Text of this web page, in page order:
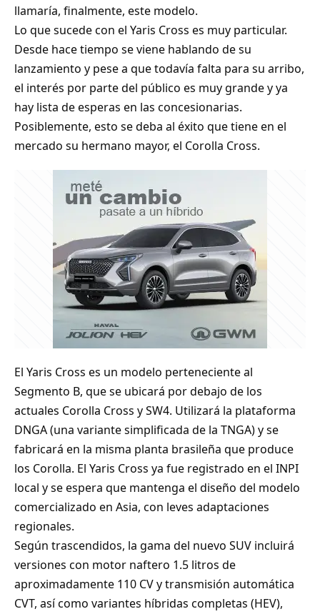
llamaría, finalmente, este modelo.
Lo que sucede con el Yaris Cross es muy particular.
Desde hace tiempo se viene hablando de su
lanzamiento y pese a que todavía falta para su arribo,
el interés por parte del público es muy grande y ya
hay lista de esperas en las concesionarias.
Posiblemente, esto se deba al éxito que tiene en el
mercado su hermano mayor, el Corolla Cross.
El Yaris Cross es un modelo perteneciente al
Segmento B, que se ubicará por debajo de los
actuales Corolla Cross y SW4. Utilizará la plataforma
DNGA (una variante simplificada de la TNGA) y se
fabricará en la misma planta brasileña que produce
los Corolla. El Yaris Cross ya fue registrado en el INPI
local y se espera que mantenga el diseño del modelo
comercializado en Asia, con leves adaptaciones
regionales.
Según trascendidos, la gama del nuevo SUV incluirá
versiones con motor naftero 1.5 litros de
aproximadamente 110 CV y transmisión automática
CVT, así como variantes híbridas completas (HEV),